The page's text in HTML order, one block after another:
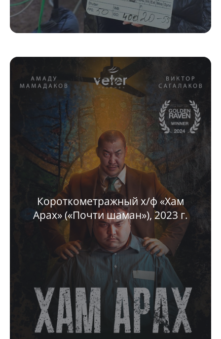
Короткометражный х/ф «Хам
Арах» («Почти шаман»), 2023 г.